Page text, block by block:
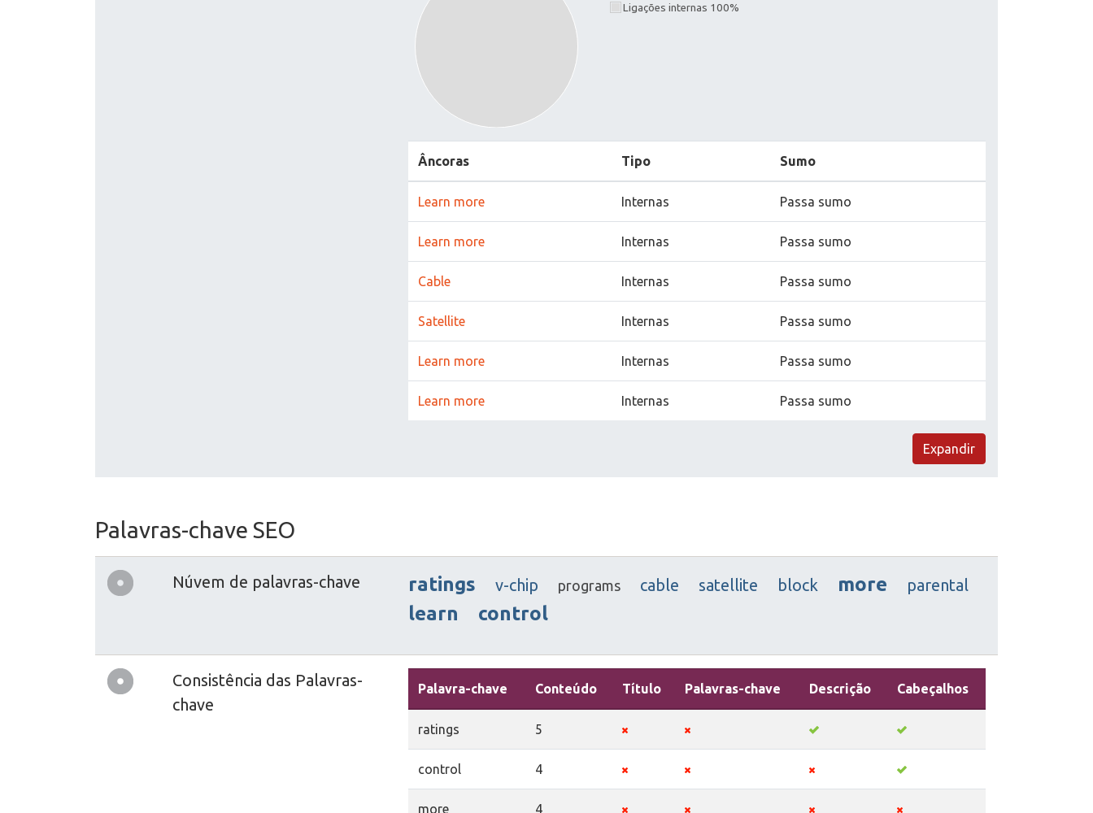
Ligações internas 100%
Âncoras Tipo Sumo
Learn more Internas Passa sumo
Learn more Internas Passa sumo
Cable Internas Passa sumo
Satellite Internas Passa sumo
Learn more Internas Passa sumo
Learn more Internas Passa sumo
Expandir
Palavras-chave SEO
Núvem de palavras-chave ratings v-chip programs cable satellite block more parental
learn control
Consistência das Palavras-
chave
Palavra-chave Conteúdo Título Palavras-chave Descrição Cabeçalhos
ratings 5
control 4
more 4